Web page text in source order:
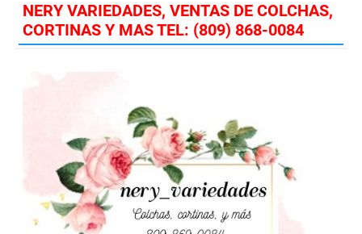
NERY VARIEDADES, VENTAS DE COLCHAS,
CORTINAS Y MAS TEL: (809) 868-0084